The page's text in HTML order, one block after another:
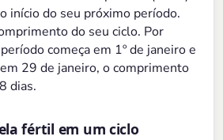
início do seu próximo período.
do seu ciclo. Por
começa em 1º de janeiro e
29 de janeiro, o comprimento
dias.
fértil em um ciclo